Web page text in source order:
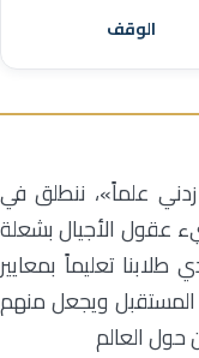
الوقف
علماً»، ننطلق في
عقول الأجيال بشعلة
تعليماً بمعايير
المستقبل ويجعل منهم
العالم